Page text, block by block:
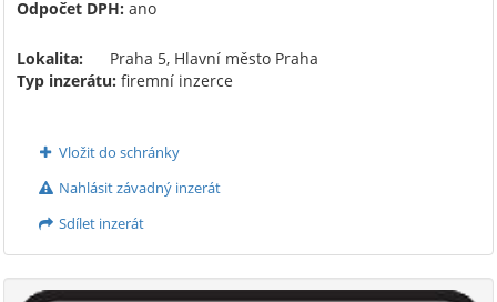
Odpočet DPH: ano
Lokalita:
Praha 5, Hlavní město Praha
Typ inzerátu: firemní inzerce
Vložit do schránky
Nahlásit závadný inzerát
Sdílet inzerát